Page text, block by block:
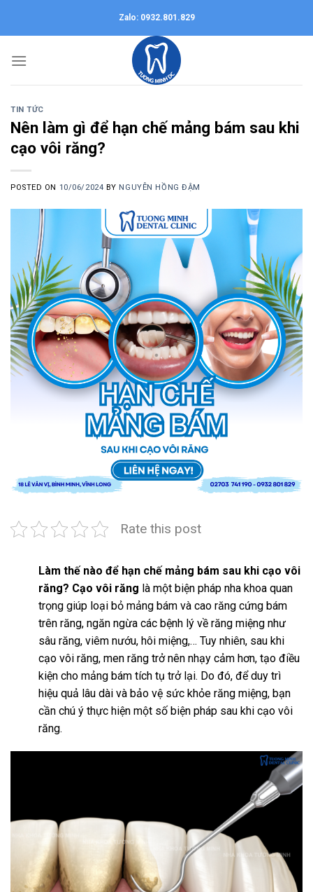
Zalo: 0932.801.829
TIN TỨC
Nên làm gì để hạn chế mảng bám sau khi
cạo vôi răng?
POSTED ON 10/06/2024 BY NGUYỄN HỒNG ĐẬM
Rate this post
Làm thế nào để hạn chế mảng bám sau khi cạo vôi
răng? Cạo vôi răng là một biện pháp nha khoa quan
trọng giúp loại bỏ mảng bám và cao răng cứng bám
trên răng, ngăn ngừa các bệnh lý về răng miệng như
sâu răng, viêm nướu, hôi miệng,… Tuy nhiên, sau khi
cạo vôi răng, men răng trở nên nhạy cảm hơn, tạo điều
kiện cho mảng bám tích tụ trở lại. Do đó, để duy trì
hiệu quả lâu dài và bảo vệ sức khỏe răng miệng, bạn
cần chú ý thực hiện một số biện pháp sau khi cạo vôi
răng.